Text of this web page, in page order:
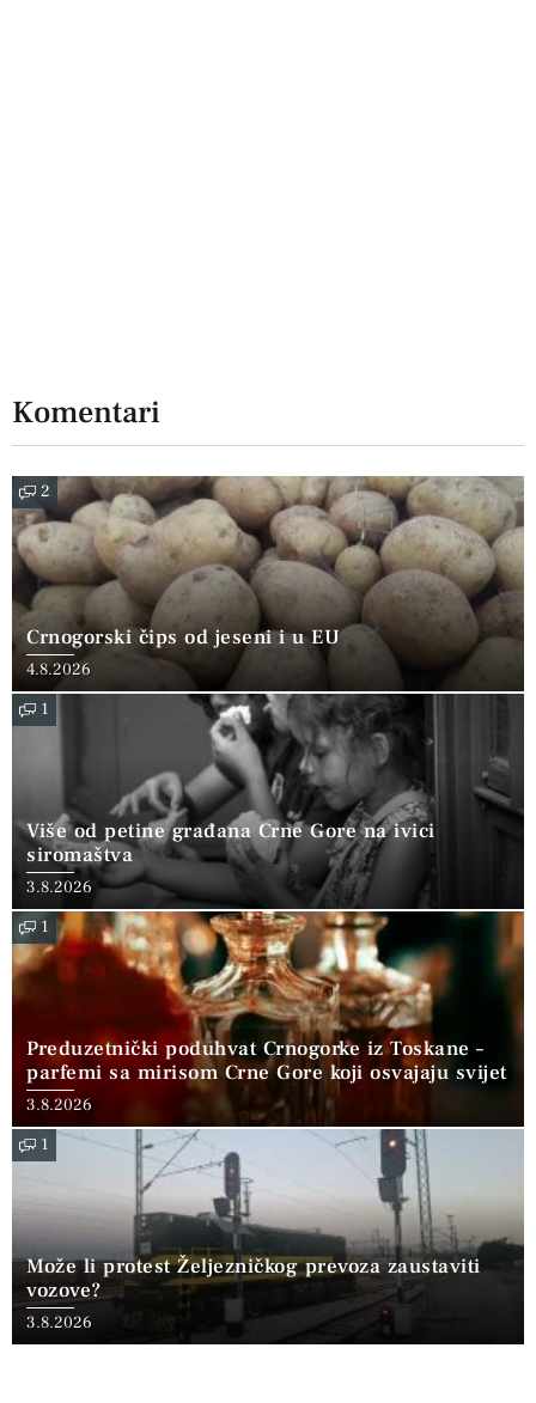
Komentari
2
Crnogorski čips od jeseni i u EU
4.8.2026
1
Više od petine građana Crne Gore na ivici
siromaštva
3.8.2026
1
Preduzetnički poduhvat Crnogorke iz Toskane –
parfemi sa mirisom Crne Gore koji osvajaju svijet
3.8.2026
1
Može li protest Željezničkog prevoza zaustaviti
vozove?
3.8.2026